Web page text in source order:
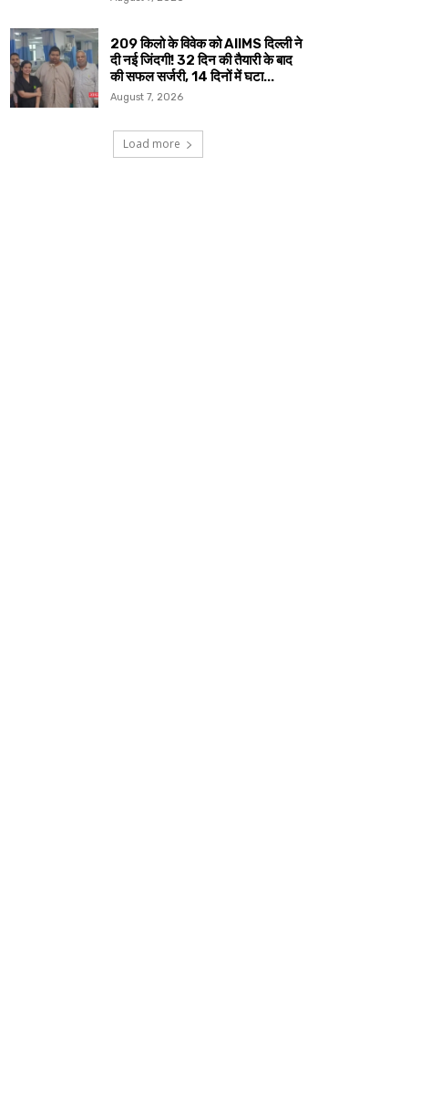
209 किलो के विवेक को AIIMS दिल्ली ने
दी नई जिंदगी! 32 दिन की तैयारी के बाद
की सफल सर्जरी, 14 दिनों में घटा...
August 7, 2026
Load more